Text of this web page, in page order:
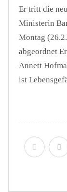
Er tritt die
Ministerin
Montag
abgeordnet
Annett
ist